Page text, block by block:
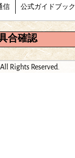
信 公式ガイドブック
合確認
Rights Reserved.